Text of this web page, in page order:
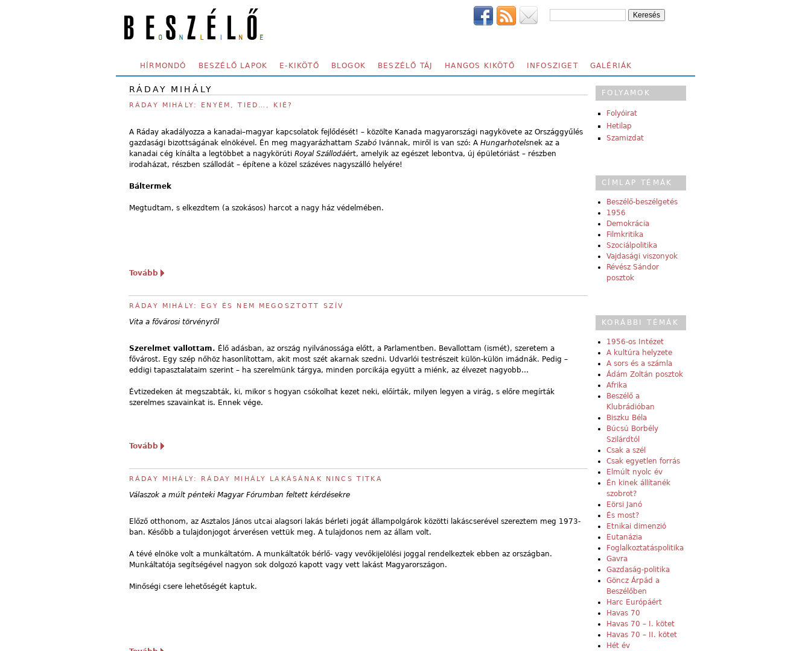
SECONDARY MENU
HÍRMONDÓ BESZÉLŐ LAPOK E-KIKÖTŐ BLOGOK BESZÉLŐ TÁJ HANGOS KIKÖTŐ INFOSZIGET GALÉRIÁK
RÁDAY MIHÁLY
RÁDAY MIHÁLY: ENYÉM, TIED…, KIÉ?
A Ráday akadályozza a kanadai–magyar kapcsolatok fejlődését! – közölte Kanada magyarországi nagykövete az Országgyűlés
gazdasági bizottságának elnökével. Én meg magyarázhattam Szabó Ivánnak, miről is van szó: A Hungarhotelsnek az a
kanadai cég kínálta a legtöbbet a nagykörúti Royal Szállodáért, amelyik az egészet lebontva, új épületóriást – részben
irodaházat, részben szállodát – építene a közel százéves nagyszálló helyére!
Báltermek
Megtudtam, s elkezdtem (a szokásos) harcot a nagy ház védelmében.
Tovább
RÁDAY MIHÁLY: EGY ÉS NEM MEGOSZTOTT SZÍV
Vita a fővárosi törvényről
Szerelmet vallottam. Élő adásban, az ország nyilvánossága előtt, a Parlamentben. Bevallottam (ismét), szeretem a
fővárost. Egy szép nőhöz hasonlítottam, akit most szét akarnak szedni. Udvarlói testrészeit külön-külön imádnák. Pedig –
eddigi tapasztalataim szerint – ha szerelmünk tárgya, minden porcikája együtt a miénk, az élvezet nagyobb…
Évtizedeken át megszabták, ki, mikor s hogyan csókolhat kezet neki, előírták, milyen legyen a virág, s előre megírták
szerelmes szavainkat is. Ennek vége.
Tovább
RÁDAY MIHÁLY: RÁDAY MIHÁLY LAKÁSÁNAK NINCS TITKA
Válaszok a múlt pénteki Magyar Fórumban feltett kérdésekre
Előző otthonom, az Asztalos János utcai alagsori lakás bérleti jogát állampolgárok közötti lakáscserével szereztem meg 1973-
ban. Később a tulajdonjogot árverésen vettük meg. A tulajdonos nem az állam volt.
A tévé elnöke volt a munkáltatóm. A munkáltatók bérlő- vagy vevőkijelölési joggal rendelkeztek ebben az országban.
Munkáltatója segítségével nagyon sok dolgozó kapott vagy vett lakást Magyarországon.
Minőségi csere lehetőségét kaptuk.
FOLYAMOK
Folyóirat
Hetilap
Szamizdat
CÍMLAP TÉMÁK
Beszélő-beszélgetés
1956
Demokrácia
Filmkritika
Szociálpolitika
Vajdasági viszonyok
Révész Sándor
posztok
KORÁBBI TÉMÁK
1956-os Intézet
A kultúra helyzete
A sors és a számla
Ádám Zoltán posztok
Afrika
Beszélő a
Klubrádióban
Biszku Béla
Búcsú Borbély
Szilárdtól
Csak a szél
Csak egyetlen forrás
Elmúlt nyolc év
Én kinek állítanék
szobrot?
Eörsi Janó
És most?
Etnikai dimenzió
Eutanázia
Foglalkoztatáspolitika
Gavra
Gazdaság-politika
Göncz Árpád a
Beszélőben
Harc Európáért
Havas 70
Havas 70 – I. kötet
Havas 70 – II. kötet
Hét év